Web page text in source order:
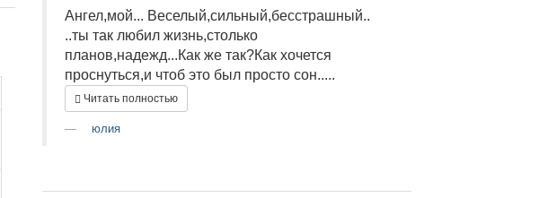
Ангел,мой... Веселый,сильный,бесстрашный..
..ты так любил жизнь,столько
планов,надежд...Как же так?Как хочется
проснуться,и чтоб это был просто сон.....
Читать полностью
юлия